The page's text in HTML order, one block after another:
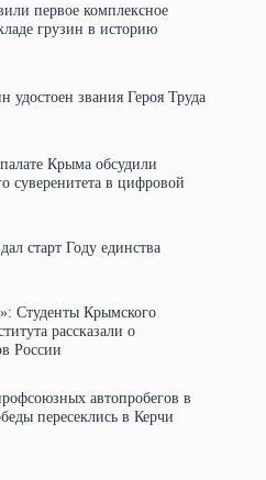
первое комплексное
грузин в историю
удостоен звания Героя Труда
Крыма обсудили
суверенитета в цифровой
старт Году единства
Студенты Крымского
рассказали о
России
автопробегов в
пересеклись в Керчи